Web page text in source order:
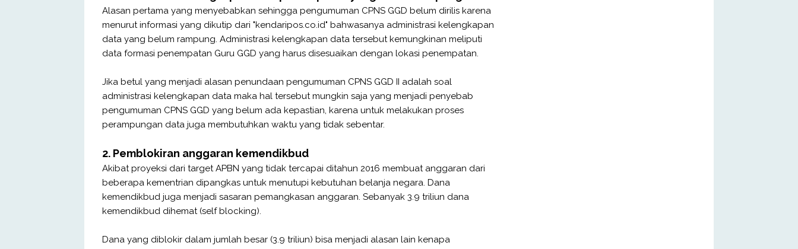
Alasan pertama yang menyebabkan sehingga pengumuman CPNS GGD belum dirilis karena
menurut informasi yang dikutip dari "kendaripos.co.id" bahwasanya administrasi kelengkapan
data yang belum rampung. Administrasi kelengkapan data tersebut kemungkinan meliputi
data formasi penempatan Guru GGD yang harus disesuaikan dengan lokasi penempatan.
Jika betul yang menjadi alasan penundaan pengumuman CPNS GGD II adalah soal
administrasi kelengkapan data maka hal tersebut mungkin saja yang menjadi penyebab
pengumuman CPNS GGD yang belum ada kepastian, karena untuk melakukan proses
perampungan data juga membutuhkan waktu yang tidak sebentar.
2. Pemblokiran anggaran kemendikbud
Akibat proyeksi dari target APBN yang tidak tercapai ditahun 2016 membuat anggaran dari
beberapa kementrian dipangkas untuk menutupi kebutuhan belanja negara. Dana
kemendikbud juga menjadi sasaran pemangkasan anggaran. Sebanyak 3.9 triliun dana
kemendikbud dihemat (self blocking).
Dana yang diblokir dalam jumlah besar (3.9 triliun) bisa menjadi alasan lain kenapa